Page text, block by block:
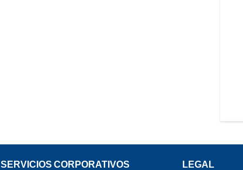
SERVICIOS CORPORATIVOS LEGAL